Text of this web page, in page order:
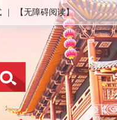
【无障碍阅读】